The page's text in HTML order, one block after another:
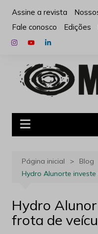
para
conteúdo
Assine a revista
Fale conosco
Edições
Página inicial
Blog
Hydro Alunorte
Hydro
frota de